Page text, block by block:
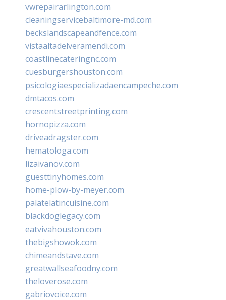
vwrepairarlington.com
cleaningservicebaltimore-md.com
beckslandscapeandfence.com
vistaaltadelveramendi.com
coastlinecateringnc.com
cuesburgershouston.com
psicologiaespecializadaencampeche.com
dmtacos.com
crescentstreetprinting.com
hornopizza.com
driveadragster.com
hematologa.com
lizaivanov.com
guesttinyhomes.com
home-plow-by-meyer.com
palatelatincuisine.com
blackdoglegacy.com
eatvivahouston.com
thebigshowok.com
chimeandstave.com
greatwallseafoodny.com
theloverose.com
gabriovoice.com